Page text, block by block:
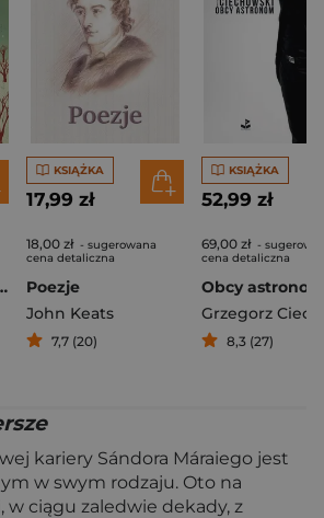
KSIĄŻKA
17,99 zł
18,00 zł - sugerowana
cena detaliczna
Poezje
John Keats
7,7 (20)
KSIĄŻKA
52,99 zł
69,00 zł -
cena detaliczna
Obcy astronom
8,3 (27)
kariery Sándora Máraiego jest
w swym rodzaju. Oto na
w ciągu zaledwie dekady, z